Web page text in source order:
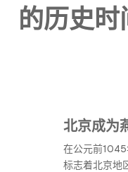
的历史
北京成为
在公元前1045
标志着北京地